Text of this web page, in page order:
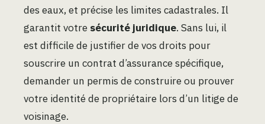
des eaux, et précise les limites cadastrales. Il
garantit votre sécurité juridique. Sans lui, il
est difficile de justifier de vos droits pour
souscrire un contrat d’assurance spécifique,
demander un permis de construire ou prouver
votre identité de propriétaire lors d’un litige de
voisinage.